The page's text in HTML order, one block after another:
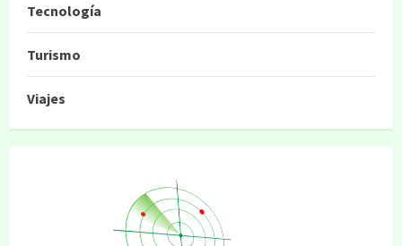
Tecnología
Turismo
Viajes